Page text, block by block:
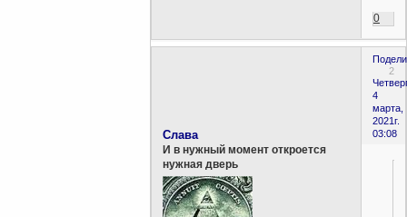
0
2
4
марта,
2021г.
03:08
Слава
И в нужный момент откроется
нужная дверь